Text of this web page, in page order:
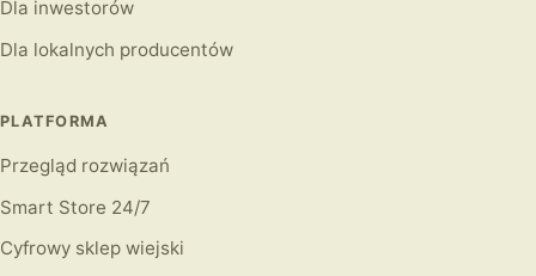
Dla inwestorów
Dla lokalnych producentów
PLATFORMA
Przegląd rozwiązań
Smart Store 24/7
Cyfrowy sklep wiejski